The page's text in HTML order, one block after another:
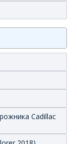
Cadillac